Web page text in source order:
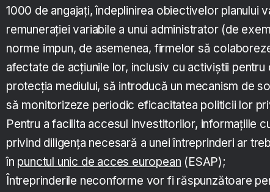
1000 de angajați, îndeplinirea obiectivelor planului
remunerației variabile a unui administrator (de
norme impun, de asemenea, firmelor să
afectate de acțiunile lor, inclusiv cu activiștii pentru
protecția mediului, să introducă un mecanism de
să monitorizeze periodic eficacitatea politicii lor
Pentru a facilita accesul investitorilor, informațiile
privind diligența necesară a unei întreprinderi ar
în punctul unic de acces european (ESAP);
Întreprinderile neconforme vor fi răspunzătoare